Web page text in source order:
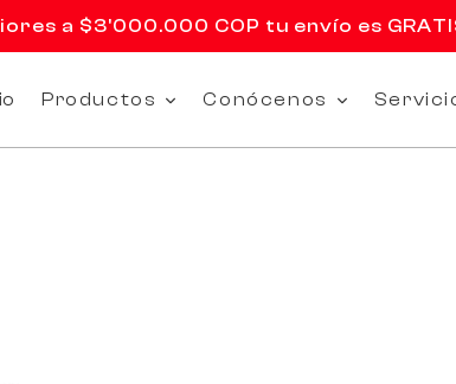
a $3'000.000 COP tu envío es
Productos Conócenos